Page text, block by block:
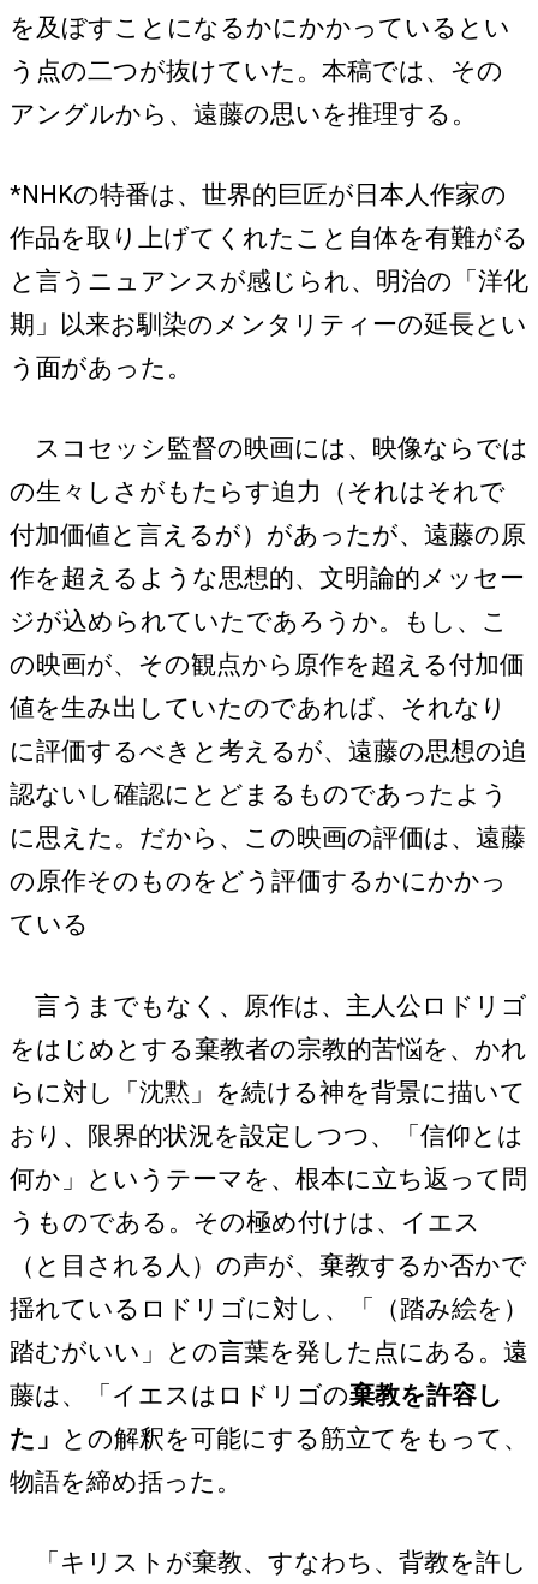
を及ぼすことになるかにかかっているとい
う点の二つが抜けていた。本稿では、その
アングルから、遠藤の思いを推理する。
*NHKの特番は、世界的巨匠が日本人作家の
作品を取り上げてくれたこと自体を有難がる
と言うニュアンスが感じられ、明治の「洋化
期」以来お馴染のメンタリティーの延長とい
う面があった。
スコセッシ監督の映画には、映像ならでは
の生々しさがもたらす迫力（それはそれで
付加価値と言えるが）があったが、遠藤の原
作を超えるような思想的、文明論的メッセー
ジが込められていたであろうか。もし、こ
の映画が、その観点から原作を超える付加価
値を生み出していたのであれば、それなり
に評価するべきと考えるが、遠藤の思想の追
認ないし確認にとどまるものであったよう
に思えた。だから、この映画の評価は、遠藤
の原作そのものをどう評価するかにかかっ
ている
言うまでもなく、原作は、主人公ロドリゴ
をはじめとする棄教者の宗教的苦悩を、かれ
らに対し「沈黙」を続ける神を背景に描いて
おり、限界的状況を設定しつつ、「信仰とは
何か」というテーマを、根本に立ち返って問
うものである。その極め付けは、イエス
（と目される人）の声が、棄教するか否かで
揺れているロドリゴに対し、「（踏み絵を）
踏むがいい」との言葉を発した点にある。遠
藤は、「イエスはロドリゴの棄教を許容し
た」 との解釈を可能にする筋立てをもって、
物語を締め括った。
「キリストが棄教、すなわち、背教を許し